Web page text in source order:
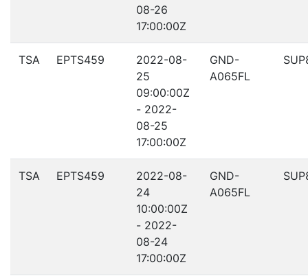
08-26
17:00:00Z
TSA EPTS459
2022-08-
25
09:00:00Z
- 2022-
08-25
17:00:00Z
GND-
A065FL
TSA EPTS459
2022-08-
24
10:00:00Z
- 2022-
08-24
17:00:00Z
GND-
A065FL